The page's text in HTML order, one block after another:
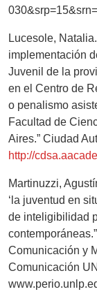
Lucesole,
implementación
Juvenil de la
en el Centro de
o penalismo
Facultad de
Aires.” Ciudad
http://
Martinuzzi,
‘la juventud en
de inteligibilidad
Comunicación y
Comunicación